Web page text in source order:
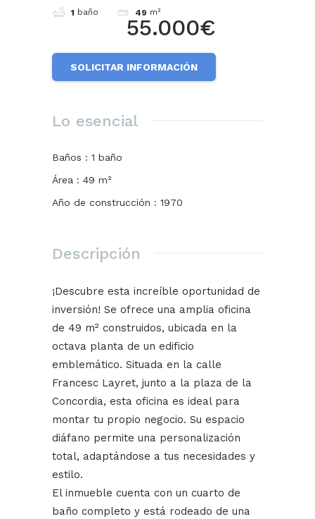
1 baño 49 m²
55.000€
SOLICITAR INFORMACIÓN
Lo esencial
Baños : 1 baño
Área : 49 m²
Año de construcción : 1970
Descripción
¡Descubre esta increíble oportunidad de
inversión! Se ofrece una amplia oficina
de 49 m² construidos, ubicada en la
octava planta de un edificio
emblemático. Situada en la calle
Francesc Layret, junto a la plaza de la
Concordia, esta oficina es ideal para
montar tu propio negocio. Su espacio
diáfano permite una personalización
total, adaptándose a tus necesidades y
estilo.
El inmueble cuenta con un cuarto de
baño completo y está rodeado de una